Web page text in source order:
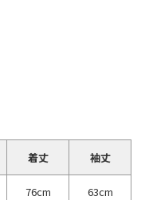
着丈 袖丈
76cm 63cm